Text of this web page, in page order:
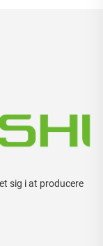
sig i at producere